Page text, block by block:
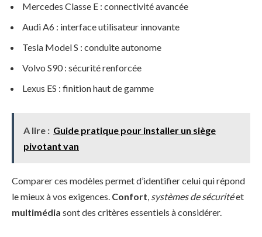
Mercedes Classe E : connectivité avancée
Audi A6 : interface utilisateur innovante
Tesla Model S : conduite autonome
Volvo S90 : sécurité renforcée
Lexus ES : finition haut de gamme
A lire : Guide pratique pour installer un siège
pivotant van
Comparer ces modèles permet d’identifier celui qui répond
le mieux à vos exigences. Confort, systèmes de sécuritéet
multimédia sont des critères essentiels à considérer.